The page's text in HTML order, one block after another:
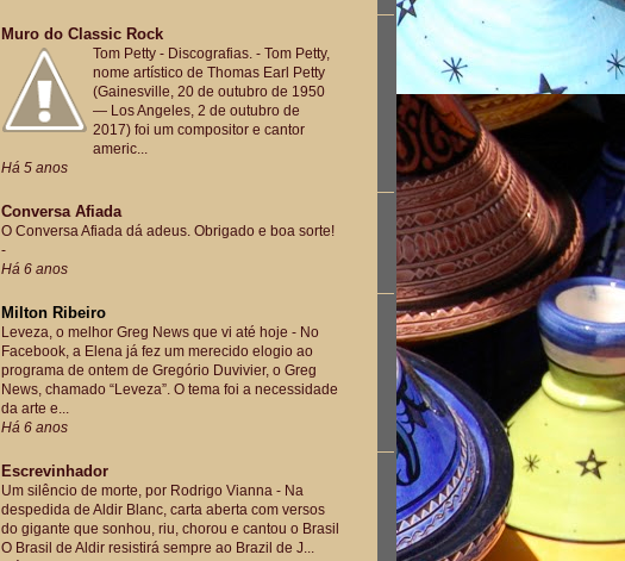
Muro do Classic Rock
Tom Petty - Discografias. - Tom Petty,
nome artístico de Thomas Earl Petty
(Gainesville, 20 de outubro de 1950
— Los Angeles, 2 de outubro de
2017) foi um compositor e cantor
americ...
Há 5 anos
Conversa Afiada
O Conversa Afiada dá adeus. Obrigado e boa sorte!
-
Há 6 anos
Milton Ribeiro
Leveza, o melhor Greg News que vi até hoje - No
Facebook, a Elena já fez um merecido elogio ao
programa de ontem de Gregório Duvivier, o Greg
News, chamado “Leveza”. O tema foi a necessidade
da arte e...
Há 6 anos
Escrevinhador
Um silêncio de morte, por Rodrigo Vianna - Na
despedida de Aldir Blanc, carta aberta com versos
do gigante que sonhou, riu, chorou e cantou o Brasil
O Brasil de Aldir resistirá sempre ao Brazil de J...